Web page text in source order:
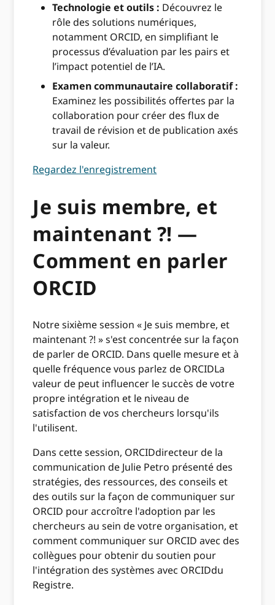
Technologie et outils : Découvrez le
rôle des solutions numériques,
notamment ORCID, en simplifiant le
processus d’évaluation par les pairs et
l’impact potentiel de l’IA.
Examen communautaire collaboratif :
Examinez les possibilités offertes par la
collaboration pour créer des flux de
travail de révision et de publication axés
sur la valeur.
Regardez l'enregistrement
Je suis membre, et
maintenant ?! —
Comment en parler
ORCID
Notre sixième session « Je suis membre, et
maintenant ?! » s'est concentrée sur la façon
de parler de ORCID. Dans quelle mesure et à
quelle fréquence vous parlez de ORCIDLa
valeur de peut influencer le succès de votre
propre intégration et le niveau de
satisfaction de vos chercheurs lorsqu'ils
l'utilisent.
Dans cette session, ORCIDdirecteur de la
communication de Julie Petro présenté des
stratégies, des ressources, des conseils et
des outils sur la façon de communiquer sur
ORCID pour accroître l'adoption par les
chercheurs au sein de votre organisation, et
comment communiquer sur ORCID avec des
collègues pour obtenir du soutien pour
l'intégration des systèmes avec ORCIDdu
Registre.